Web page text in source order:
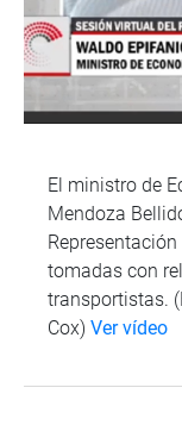
El ministro de
Mendoza
tomadas con
transportistas.
Cox) Ver vídeo